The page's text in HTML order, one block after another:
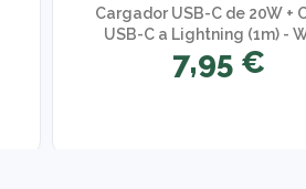
Cargador USB-C de 20W +
USB-C a Lightning (1m) -
7,95 €